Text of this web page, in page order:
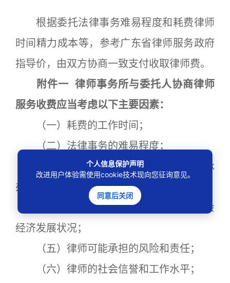
根据委托法律事务难易程度和耗费律师
时间精力成本等，参考广东省律师服务政府
指导价，由双方协商一致支付收取律师费。
附件一 律师事务所与委托人协商律师
服务收费应当考虑以下主要因素：
（一）耗费的工作时间；
（二）法律事务的难易程度；
（三）办理法律事务所需律师人数和承
办律师的业务能力；
（四）委托人的承受能力和所在地社会
经济发展状况；
（五）律师可能承担的风险和责任；
（六）律师的社会信誉和工作水平；
个人信息保护声明
改进用户体验需使用cookie技术现向您征询意见。
同意后关闭